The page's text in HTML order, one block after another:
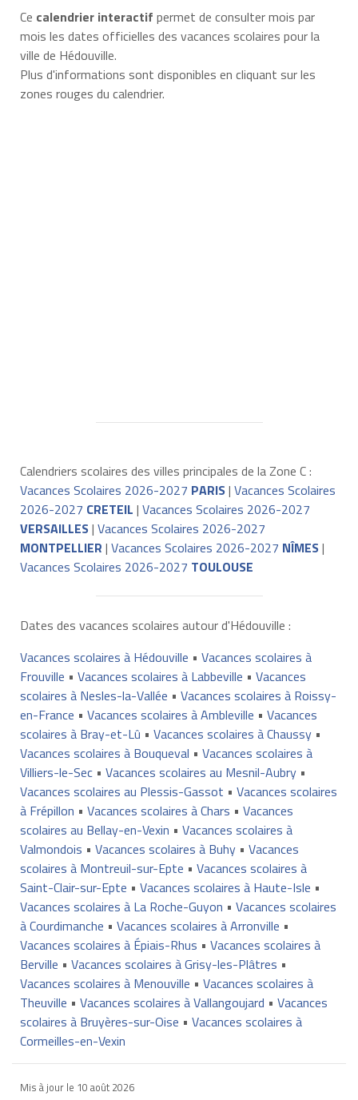
Ce calendrier interactif permet de consulter mois par
mois les dates officielles des vacances scolaires pour la
ville de Hédouville.
Plus d'informations sont disponibles en cliquant sur les
zones rouges du calendrier.
Calendriers scolaires des villes principales de la Zone C :
Vacances Scolaires 2026-2027 PARIS| Vacances Scolaires
2026-2027 CRETEIL | Vacances Scolaires 2026-2027
VERSAILLES| Vacances Scolaires 2026-2027
MONTPELLIER | Vacances Scolaires 2026-2027 NÎMES|
Vacances Scolaires 2026-2027 TOULOUSE
Dates des vacances scolaires autour d'Hédouville :
Vacances scolaires à Hédouville • Vacances scolaires à
Frouville • Vacances scolaires à Labbeville • Vacances
scolaires à Nesles-la-Vallée • Vacances scolaires à Roissy-
en-France • Vacances scolaires à Ambleville • Vacances
scolaires à Bray-et-Lû • Vacances scolaires à Chaussy•
Vacances scolaires à Bouqueval • Vacances scolaires à
Villiers-le-Sec• Vacances scolaires au Mesnil-Aubry•
Vacances scolaires au Plessis-Gassot • Vacances scolaires
à Frépillon • Vacances scolaires à Chars • Vacances
scolaires au Bellay-en-Vexin • Vacances scolaires à
Valmondois • Vacances scolaires à Buhy• Vacances
scolaires à Montreuil-sur-Epte • Vacances scolaires à
Saint-Clair-sur-Epte • Vacances scolaires à Haute-Isle •
Vacances scolaires à La Roche-Guyon • Vacances scolaires
à Courdimanche • Vacances scolaires à Arronville •
Vacances scolaires à Épiais-Rhus • Vacances scolaires à
Berville • Vacances scolaires à Grisy-les-Plâtres •
Vacances scolaires à Menouville • Vacances scolaires à
Theuville • Vacances scolaires à Vallangoujard • Vacances
scolaires à Bruyères-sur-Oise • Vacances scolaires à
Cormeilles-en-Vexin
Mis à jour le 10 août 2026